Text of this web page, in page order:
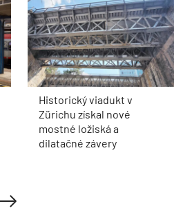
Historický viadukt v
Zürichu získal nové
mostné ložiská a
dilatačné závery